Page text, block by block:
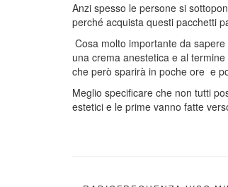
Anzi spesso le persone si
perché acquista questi pacchetti
Cosa molto importante da
una crema anestetica e al
che però sparirà in poche ore e
Meglio specificare che non tutti
estetici e le prime vanno fatte